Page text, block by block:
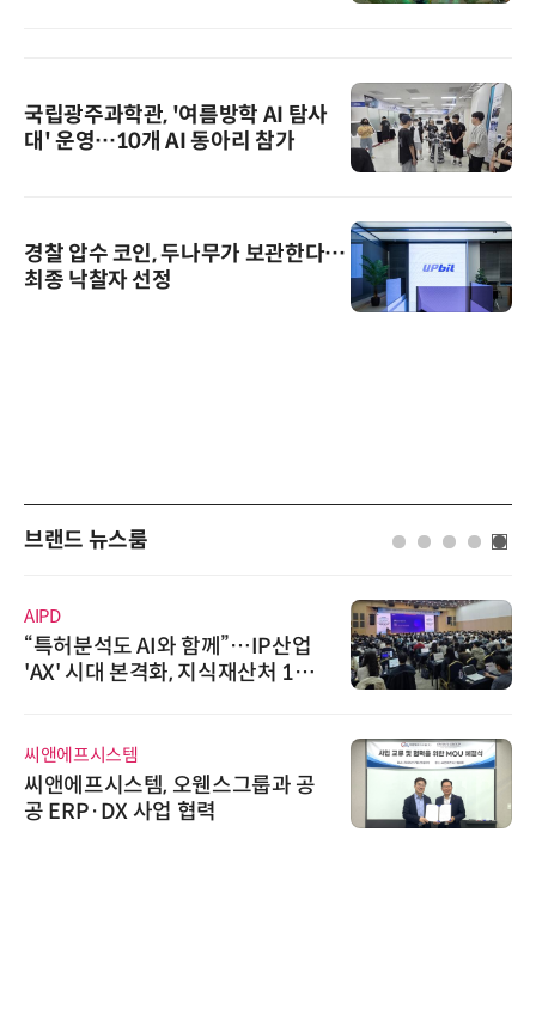
국립광주과학관, '여름방학 AI 탐사
대' 운영…10개 AI 동아리 참가
경찰 압수 코인, 두나무가 보관한다…
최종 낙찰자 선정
브랜드 뉴스룸
AIPD
“특허분석도 AI와 함께”…IP산업
'AX' 시대 본격화, 지식재산처 1호
씨앤에프시스템
씨앤에프시스템, 오웬스그룹과 공
공 ERP·DX 사업 협력